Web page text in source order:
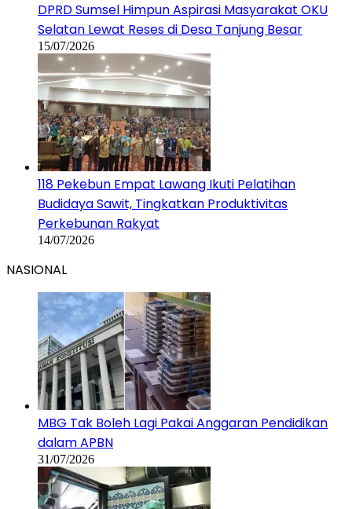
DPRD Sumsel Himpun Aspirasi Masyarakat OKU
Selatan Lewat Reses di Desa Tanjung Besar
15/07/2026
118 Pekebun Empat Lawang Ikuti Pelatihan
Budidaya Sawit, Tingkatkan Produktivitas
Perkebunan Rakyat
14/07/2026
NASIONAL
MBG Tak Boleh Lagi Pakai Anggaran Pendidikan
dalam APBN
31/07/2026